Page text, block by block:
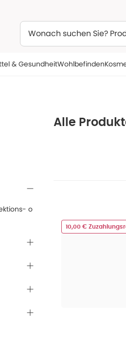
& GesundheitWohlbefinden
Alle
o
10,00 €